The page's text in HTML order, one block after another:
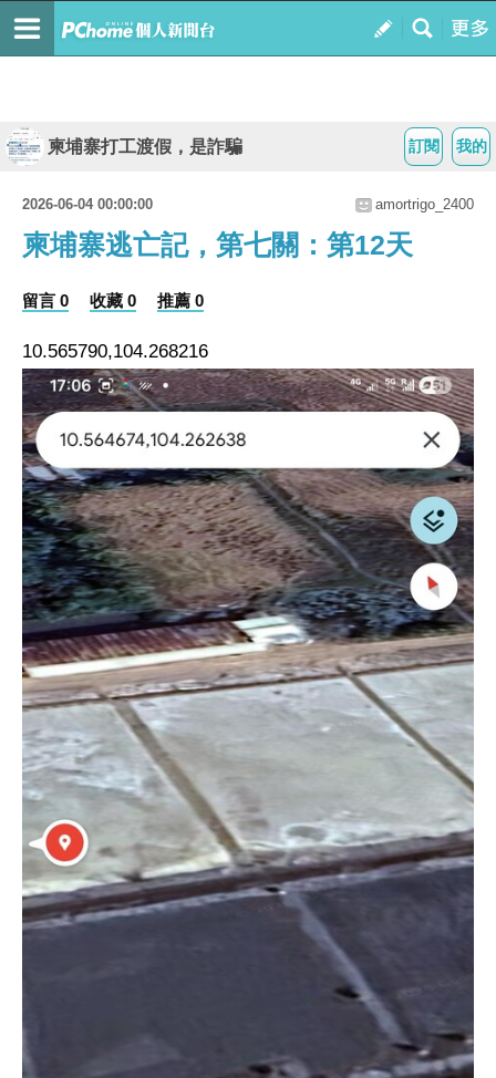
我的
訂閱
柬埔寨打工渡假，是詐騙
2026-06-04 00:00:00 amortrigo_2400
柬埔寨逃亡記，第七關：第12天
留言 0 收藏 0 推薦 0
10.565790,104.268216